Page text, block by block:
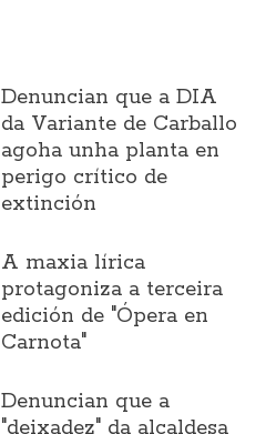
Denuncian que a DIA
da Variante de Carballo
agoha unha planta en
perigo crítico de
extinción
A maxia lírica
protagoniza a terceira
edición de "Ópera en
Carnota"
Denuncian que a
"deixadez" da alcaldesa